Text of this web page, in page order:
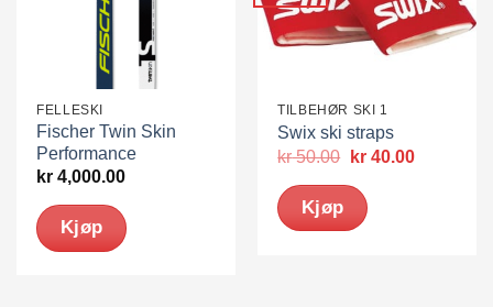
FELLESKI
Fischer Twin Skin
Performance
kr 4,000.00
Kjøp
TILBEHØR SKI 1
Swix ski straps
kr50.00 Opprinnelig
var:
kr 50.00.
kr 40.00
Kjøp